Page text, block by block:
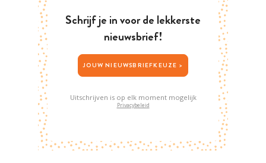
Schrijf je in voor de lekkerste
nieuwsbrief!
JOUW NIEUWSBRIEFKEUZE >
Uitschrijven is op elk moment mogelijk
Privacybeleid